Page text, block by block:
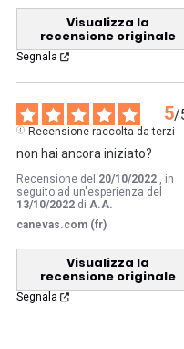
Visualizza la
recensione originale
Segnala
5/
Recensione raccolta da terzi
non hai ancora iniziato?
Recensione del 20/10/2022 , in
seguito ad un'esperienza del
13/10/2022 diA.A.
canevas.com (fr)
Visualizza la
recensione originale
Segnala